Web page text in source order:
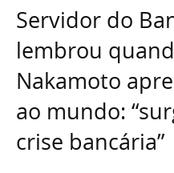
Servidor do
lembrou
Nakamoto
ao mundo:
crise bancária”